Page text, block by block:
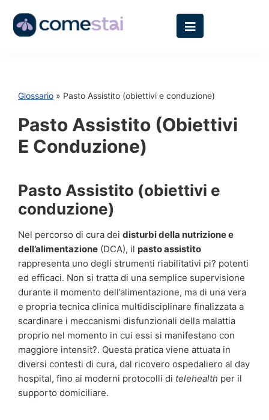
Glossario » Pasto Assistito (obiettivi e conduzione)
Pasto Assistito (obiettivi
E Conduzione)
Pasto Assistito (obiettivi e
conduzione)
Nel percorso di cura dei disturbi della nutrizione e
dell’alimentazione (DCA), il pasto assistito
rappresenta uno degli strumenti riabilitativi pi? potenti
ed efficaci. Non si tratta di una semplice supervisione
durante il momento dell’alimentazione, ma di una vera
e propria tecnica clinica multidisciplinare finalizzata a
scardinare i meccanismi disfunzionali della malattia
proprio nel momento in cui essi si manifestano con
maggiore intensit?. Questa pratica viene attuata in
diversi contesti di cura, dal ricovero ospedaliero al day
hospital, fino ai moderni protocolli di telehealth per il
supporto domiciliare.